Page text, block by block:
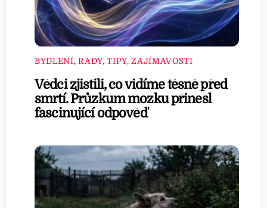
BYDLENÍ,RADY, TIPY, ZAJÍMAVOSTI
Vědci zjistili, co vidíme těsně před
smrtí. Průzkum mozku přinesl
fascinující odpověď